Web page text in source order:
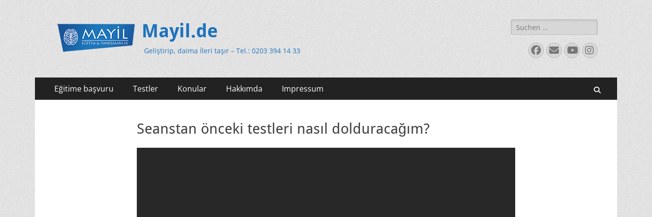
Mayil.de
Geliştirip, daima İleri taşır – Tel.: 0203 394 14 33
Suchen
nach:
Facebook
E-
Mail
YouTube
Instagram
Primäres
Menü
Inhalt
Eğitime başvuru Testler Konular Hakkımda Impressum
Seanstan önceki testleri nasıl dolduracağım?